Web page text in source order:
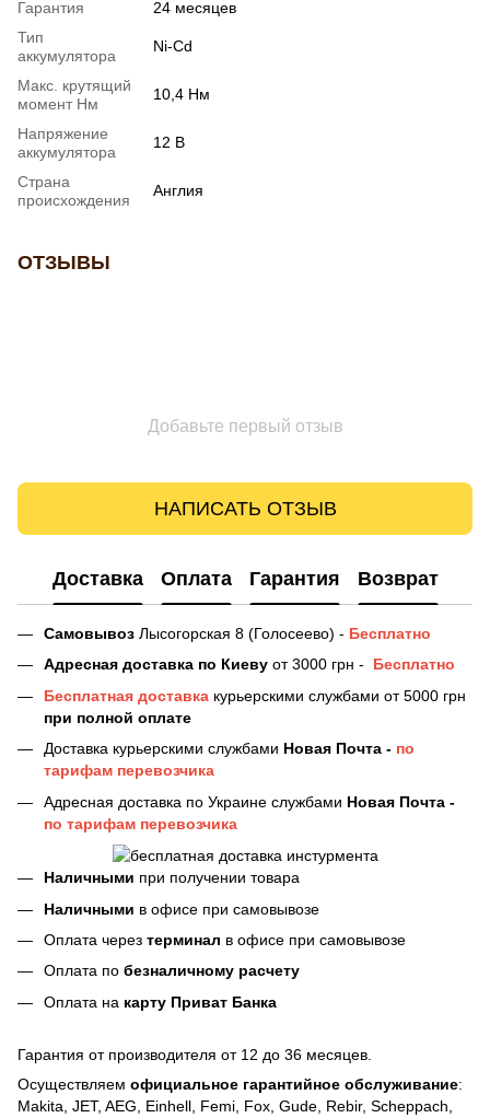
Гарантия
24 месяцев
Тип
аккумулятора
Ni-Cd
Макс. крутящий
момент Нм
10,4 Нм
Напряжение
аккумулятора
12 В
Страна
происхождения
Англия
ОТЗЫВЫ
Добавьте первый отзыв
НАПИСАТЬ ОТЗЫВ
Доставка Оплата Гарантия Возврат
Самовывоз Лысогорская 8 (Голосеево) - Бесплатно
Адресная доставка по Киеву от 3000 грн -
Бесплатно
Бесплатная доставка курьерскими службами от 5000 грн
при полной оплате
Доставка курьерскими службами Новая Почта - по
тарифам перевозчика
Адресная доставка по Украине службами Новая Почта -
по тарифам перевозчика
Наличными при получении товара
Наличными в офисе при самовывозе
Оплата через терминал в офисе при самовывозе
Оплата по безналичному расчету
Оплата на карту Приват Банка
Гарантия от производителя от 12 до 36 месяцев.
Осуществляем официальное гарантийное обслуживание:
Makita, JET, AEG, Einhell, Femi, Fox, Gude, Rebir, Scheppach,